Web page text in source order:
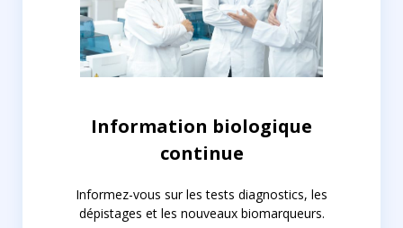
Information biologique
continue
Informez-vous sur les tests diagnostics, les
dépistages et les nouveaux biomarqueurs.